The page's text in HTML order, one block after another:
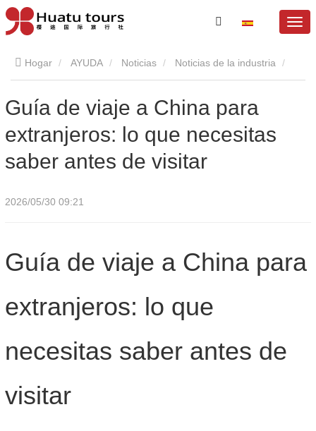
Hogar AYUDA Noticias Noticias de la industria
Guía de viaje a China para extranjeros: lo que necesitas saber
antes de visitar
Guía de viaje a China para
extranjeros: lo que necesitas
saber antes de visitar
2026/05/30 09:21
Guía de viaje a China para
extranjeros: lo que
necesitas saber antes de
visitar